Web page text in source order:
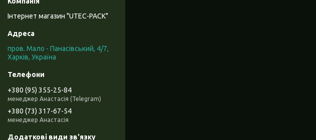
Інтернет магазин "UTEC-PACK"
пров. Мало - Панасівський, 4/7,
Харків, Україна
+380 (95) 355-25-84
менеджер Анастасія (Telegram)
+380 (73) 317-67-54
менеджер Анастасія